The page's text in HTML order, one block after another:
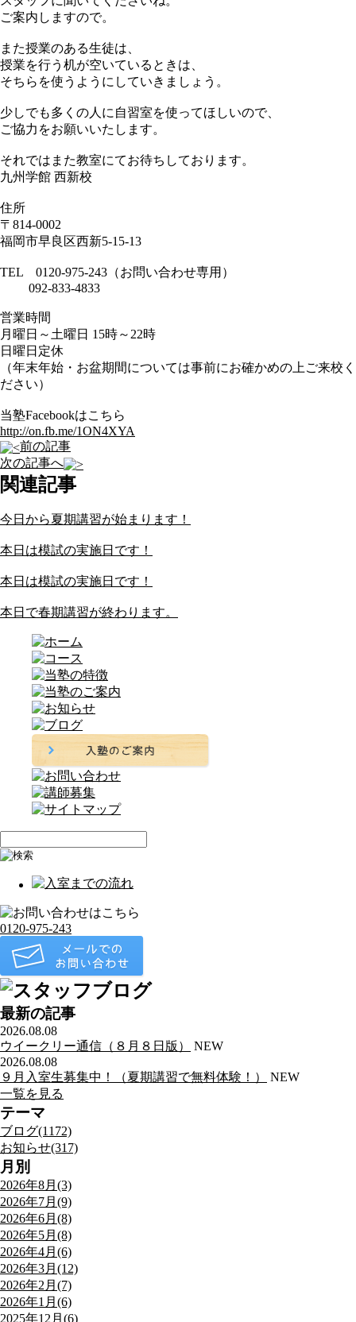
ご案内しますので。
また授業のある生徒は、
授業を行う机が空いているときは、
そちらを使うようにしていきましょう。
少しでも多くの人に自習室を使ってほしいので、
ご協力をお願いいたします。
それではまた教室にてお待ちしております。
九州学館 西新校
住所
〒814-0002
福岡市早良区西新5-15-13
TEL 0120-975-243（お問い合わせ専用）
092-833-4833
営業時間
月曜日～土曜日 15時～22時
日曜日定休
（年末年始・お盆期間については事前にお確かめの上ご来校く
ださい）
当塾Facebookはこちら
http://on.fb.me/1ON4XYA
前の記事
次の記事へ
関連記事
今日から夏期講習が始まります！
本日は模試の実施日です！
本日は模試の実施日です！
本日で春期講習が終わります。
0120-975-243
最新の記事
2026.08.08
ウイークリー通信（８月８日版）
NEW
2026.08.08
９月入室生募集中！（夏期講習で無料体験！）
NEW
一覧を見る
テーマ
ブログ(1172)
お知らせ(317)
月別
2026年8月(3)
2026年7月(9)
2026年6月(8)
2026年5月(8)
2026年4月(6)
2026年3月(12)
2026年2月(7)
2026年1月(6)
2025年12月(6)